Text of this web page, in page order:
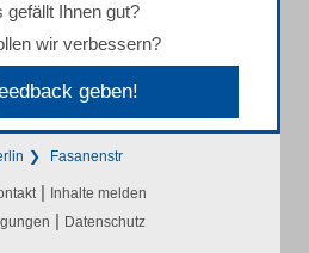
gefällt Ihnen gut?
wir verbessern?
geben!
Fasanenstr
| Inhalte melden
| Datenschutz